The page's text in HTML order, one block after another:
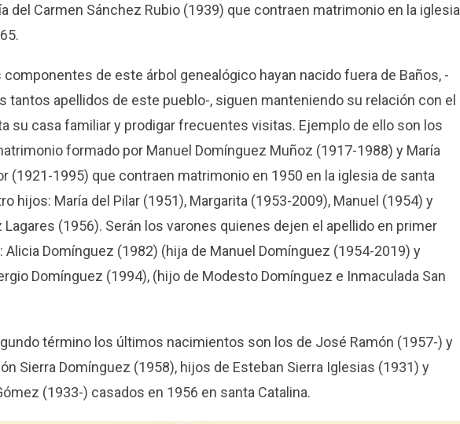
del Carmen Sánchez Rubio (1939) que contraen matrimonio en la iglesia
de este árbol genealógico hayan nacido fuera de Baños, -
tantos apellidos de este pueblo-, siguen manteniendo su relación con el
su casa familiar y prodigar frecuentes visitas. Ejemplo de ello son los
formado por Manuel Domínguez Muñoz (1917-1988) y María
(1921-1995) que contraen matrimonio en 1950 en la iglesia de santa
hijos: María del Pilar (1951), Margarita (1953-2009), Manuel (1954) y
(1956). Serán los varones quienes dejen el apellido en primer
Domínguez (1982) (hija de Manuel Domínguez (1954-2019) y
Domínguez (1994), (hijo de Modesto Domínguez e Inmaculada San
término los últimos nacimientos son los de José Ramón (1957-) y
Sierra Domínguez (1958), hijos de Esteban Sierra Iglesias (1931) y
(1933-) casados en 1956 en santa Catalina.